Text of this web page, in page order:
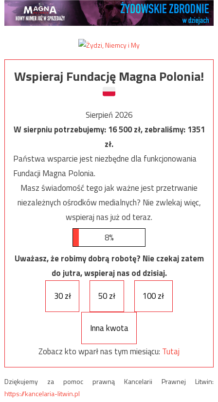
Wspieraj Fundację Magna Polonia!
Sierpień 2026
W sierpniu potrzebujemy:16 500zł, zebraliśmy:1351
zł.
Państwa wsparcie jest niezbędne dla funkcjonowania
Fundacji Magna Polonia.
Masz świadomość tego jak ważne jest przetrwanie
niezależnych ośrodków medialnych? Nie zwlekaj więc,
wspieraj nas już od teraz.
8%
Uważasz, że robimy dobrą robotę? Nie czekaj zatem
do jutra, wspieraj nas od dzisiaj.
30 zł
50 zł 100 zł
Inna kwota
Zobacz kto wparł nas tym miesiącu: Tutaj
Dziękujemy za pomoc prawną Kancelarii Prawnej Litwin:
https://kancelaria-litwin.pl